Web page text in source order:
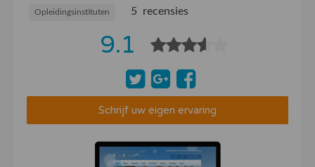
Contact
Bedrijf aanmelden
Opleidingsinstituten 5 recensies
9.1
Schrijf uw eigen ervaring